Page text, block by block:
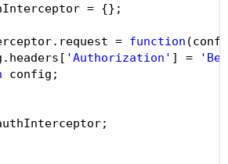
= {};
= function
'Authorization' ] =
config;